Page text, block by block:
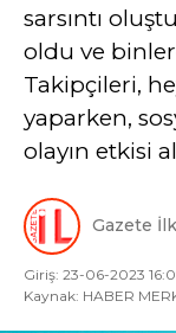
sarsıntı
oldu ve
Takipçileri,
yaparken,
olayın etkisi
Gazete
Giriş: 23-06-2023
Kaynak: HABER